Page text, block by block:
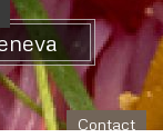
Contact